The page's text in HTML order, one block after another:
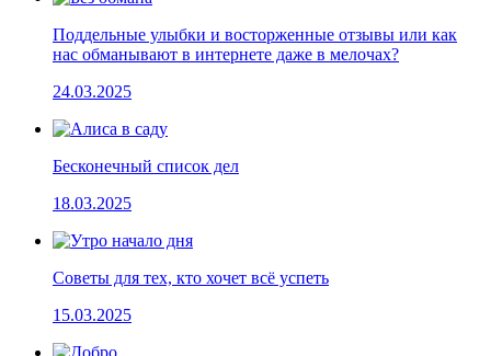
Поддельные улыбки и восторженные отзывы или как
нас обманывают в интернете даже в мелочах?
24.03.2025
Бесконечный список дел
18.03.2025
Cоветы для тех, кто хочет всё успеть
15.03.2025